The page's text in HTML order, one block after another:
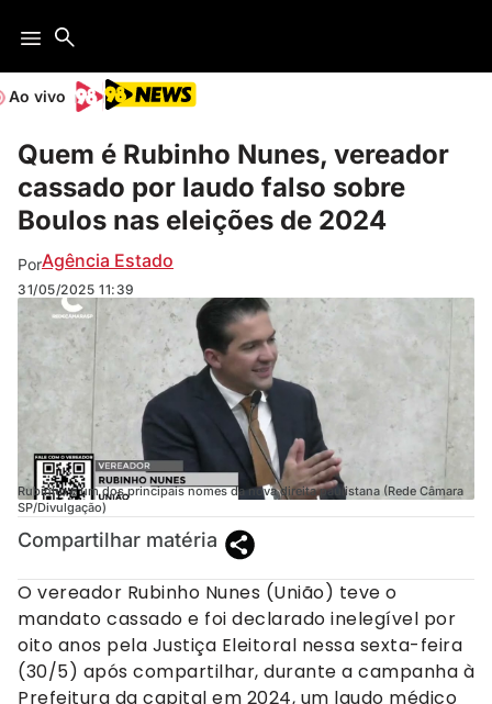
Ao vivo
Quem é Rubinho Nunes, vereador
cassado por laudo falso sobre
Boulos nas eleições de 2024
PorAgência Estado
31/05/2025 11:39
Rubinho é um dos principais nomes da nova direita paulistana (Rede Câmara
SP/Divulgação)
Compartilhar matéria
O vereador Rubinho Nunes (União) teve o
mandato cassado e foi declarado inelegível por
oito anos pela Justiça Eleitoral nessa sexta-feira
(30/5) após compartilhar, durante a campanha à
Prefeitura da capital em 2024, um laudo médico